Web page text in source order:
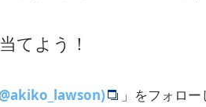
てよう！
」をフォロ